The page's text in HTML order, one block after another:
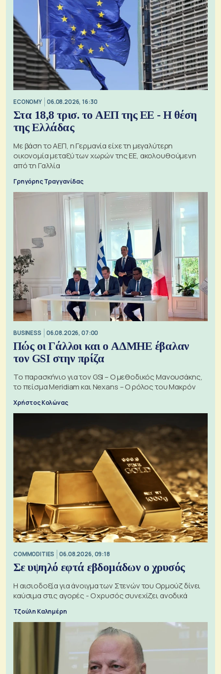
ECONOMY 06.08.2026, 16:30
Στα 18,8 τρισ. το ΑΕΠ της ΕΕ - Η θέση
της Ελλάδας
Με βάση το ΑΕΠ, η Γερμανία είχε τη μεγαλύτερη
οικονομία μεταξύ των χωρών της ΕΕ, ακολουθούμενη
από τη Γαλλία
Γρηγόρης Τραγγανίδας
BUSINESS 06.08.2026, 07:00
Πώς οι Γάλλοι και ο ΑΔΜΗΕ έβαλαν
τον GSI στην πρίζα
Το παρασκήνιο για τον GSI – Ο μεθοδικός Μανουσάκης,
το πείσμα Meridiam και Nexans – Ο ρόλος του Μακρόν
Χρήστος Κολώνας
COMMODITIES 06.08.2026, 09:18
Σε υψηλό εφτά εβδομάδων ο χρυσός
Η αισιοδοξία για άνοιγμα των Στενών του Ορμούζ δίνει
καύσιμα στις αγορές - Ο χρυσός συνεχίζει ανοδικά
Τζούλη Καλημέρη